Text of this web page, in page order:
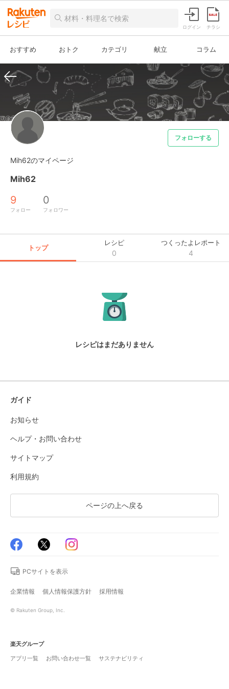
ログイン チラシ
おすすめ おトク カテゴリ 献立 コラム
フォローする
Mih62のマイページ
Mih62
9
フォロー
0
フォロワー
トップ
レシピ
0
つくったよレポート
4
レシピはまだありません
ガイド
お知らせ
ヘルプ・お問い合わせ
サイトマップ
利用規約
ページの上へ戻る
PCサイトを表示
企業情報 個人情報保護方針 採用情報
© Rakuten Group, Inc.
楽天グループ
アプリ一覧
お問い合わせ一覧 サステナビリティ